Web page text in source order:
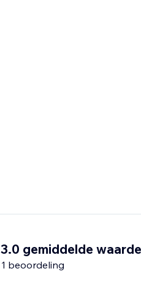
3.0 gemiddelde
1 beoordeling